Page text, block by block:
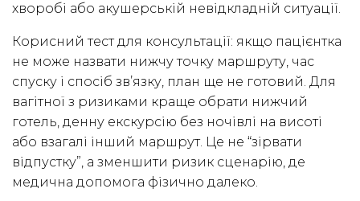
хворобі або акушерській невідкладній ситуації.
Корисний тест для консультації: якщо пацієнтка
не може назвати нижчу точку маршруту, час
спуску і спосіб зв’язку, план ще не готовий. Для
вагітної з ризиками краще обрати нижчий
готель, денну екскурсію без ночівлі на висоті
або взагалі інший маршрут. Це не “зірвати
відпустку”, а зменшити ризик сценарію, де
медична допомога фізично далеко.